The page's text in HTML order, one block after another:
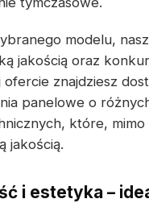
modelu,
jakością oraz
ofercie znajdziesz
panelowe o
które,
jakością.
i estetyka –